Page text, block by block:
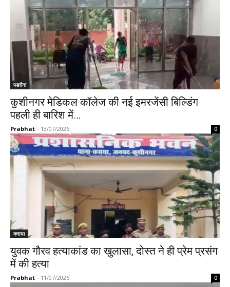
पडरौना
कुशीनगर मेडिकल कॉलेज की नई इमरजेंसी बिल्डिंग
पहली ही बारिश में…
Prabhat - 13/07/2026 0
कसया
युवक गौरव हत्याकांड का खुलासा, दोस्त ने ही प्रेम प्रसंग
में की हत्या
Prabhat - 11/07/2026 0